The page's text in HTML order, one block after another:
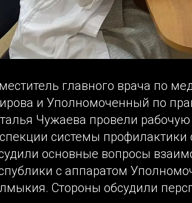
главного врача по
и Уполномоченный по
Чужаева провели
системы профилактики
основные вопросы
с аппаратом
Стороны обсудили